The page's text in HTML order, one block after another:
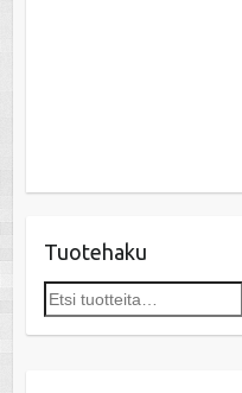
Tuotehaku
Etsi: